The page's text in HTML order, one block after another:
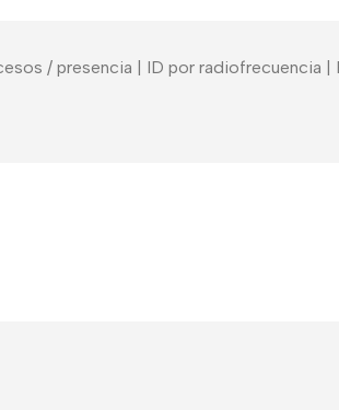
/ presencia | ID por radiofrecuencia |